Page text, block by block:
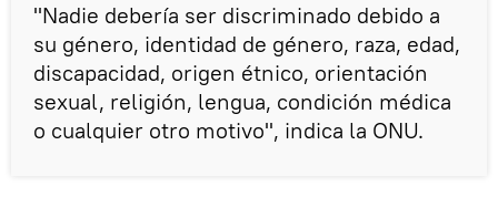
"Nadie debería ser discriminado debido a
su género, identidad de género, raza, edad,
discapacidad, origen étnico, orientación
sexual, religión, lengua, condición médica
o cualquier otro motivo", indica la ONU.